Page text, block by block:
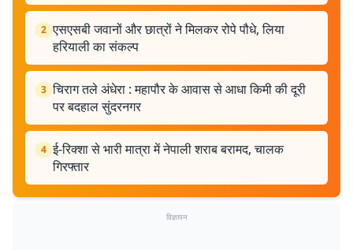
2 एसएसबी जवानों और छात्रों ने मिलकर रोपे पौधे, लिया
हरियाली का संकल्प
3 चिराग तले अंधेरा : महापौर के आवास से आधा किमी की दूरी
पर बदहाल सुंदरनगर
4 ई-रिक्शा से भारी मात्रा में नेपाली शराब बरामद, चालक
गिरफ्तार
विज्ञापन